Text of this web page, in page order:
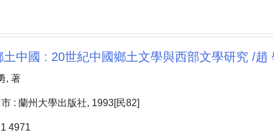
土中國 : 20世紀中國鄉土文學與西部文學研究 /趙
, 著
: 蘭州大學出版社, 1993[民82]
4971